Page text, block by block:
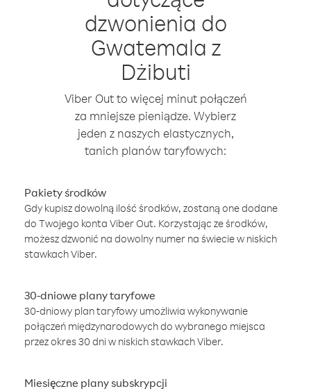
dzwonienia do
Gwatemala z
Dżibuti
Viber Out to więcej minut połączeń
za mniejsze pieniądze. Wybierz
jeden z naszych elastycznych,
tanich planów taryfowych:
Pakiety środków
Gdy kupisz dowolną ilość środków, zostaną one dodane
do Twojego konta Viber Out. Korzystając ze środków,
możesz dzwonić na dowolny numer na świecie w niskich
stawkach Viber.
30-dniowe plany taryfowe
30-dniowy plan taryfowy umożliwia wykonywanie
połączeń międzynarodowych do wybranego miejsca
przez okres 30 dni w niskich stawkach Viber.
Miesięczne plany subskrypcji